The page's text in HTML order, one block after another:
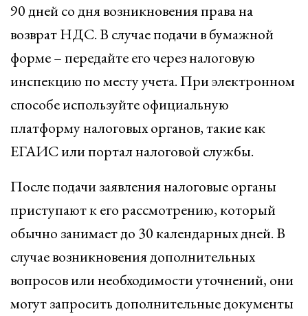
90 дней со дня возникновения права на
возврат НДС. В случае подачи в бумажной
форме – передайте его через налоговую
инспекцию по месту учета. При электронном
способе используйте официальную
платформу налоговых органов, такие как
ЕГАИС или портал налоговой службы.
После подачи заявления налоговые органы
приступают к его рассмотрению, который
обычно занимает до 30 календарных дней. В
случае возникновения дополнительных
вопросов или необходимости уточнений, они
могут запросить дополнительные документы